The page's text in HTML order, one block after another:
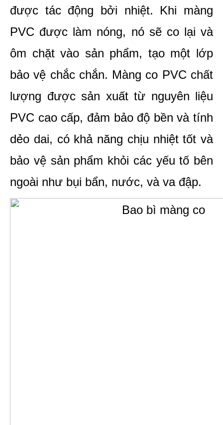
được tác động bởi nhiệt. Khi màng
PVC được làm nóng, nó sẽ co lại và
ôm chặt vào sản phẩm, tạo một lớp
bảo vệ chắc chắn. Màng co PVC chất
lượng được sản xuất từ nguyên liệu
PVC cao cấp, đảm bảo độ bền và tính
dẻo dai, có khả năng chịu nhiệt tốt và
bảo vệ sản phẩm khỏi các yếu tố bên
ngoài như bụi bẩn, nước, và va đập.